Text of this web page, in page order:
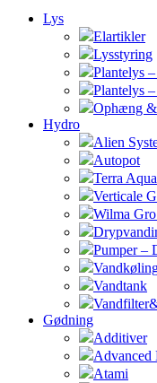
Lys
Elartikler
Lysstyring
Plantelys
Plantelys
Ophæng
Hydro
Alien
Autopot
Terra
Verticale
Wilma
Pumper –
Vandtank
Gødning
Additiver
Advanced
Atami